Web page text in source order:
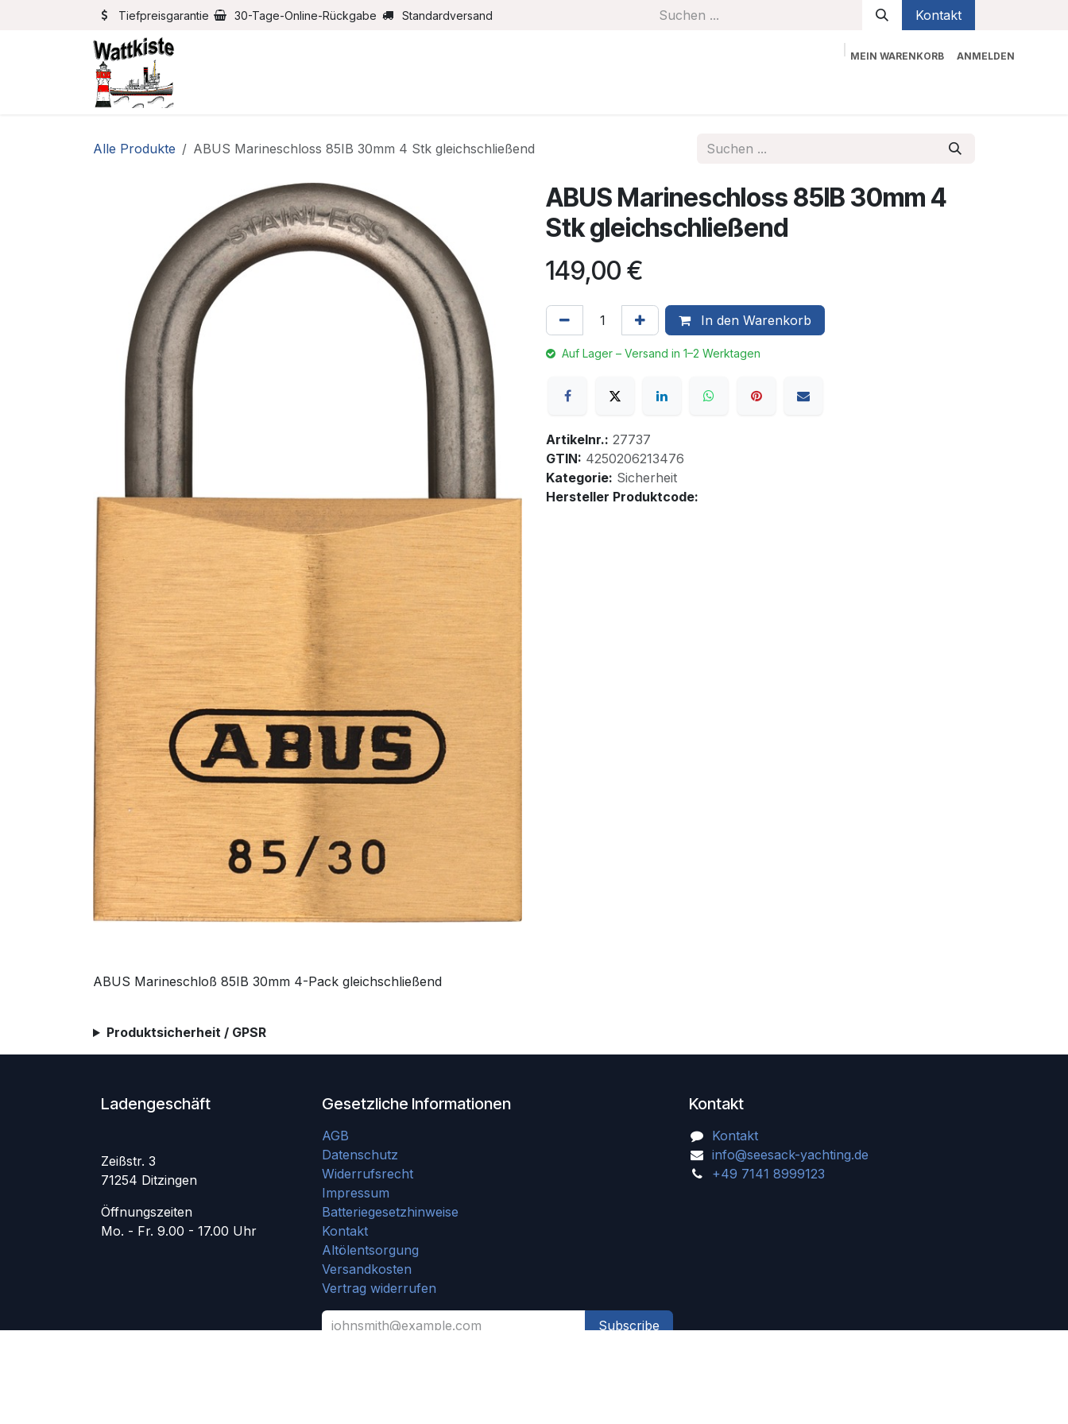
Zum Inhalt springenTiefpreisgarantie 30-Tage-Online-Rückgabe Standardversand Kontakt
MEIN WARENKORB ANMELDEN
Alle Produkte ABUS Marineschloss 85IB 30mm 4 Stk gleichschließend
ABUS Marineschloss 85IB 30mm 4
Stk gleichschließend
149,00 €
In den Warenkorb
Auf Lager – Versand in 1–2 Werktagen
Artikelnr.: 27737
GTIN: 4250206213476
Kategorie: Sicherheit
Hersteller Produktcode:
ABUS Marineschloß 85IB 30mm 4-Pack gleichschließend
Produktsicherheit / GPSR
Ladengeschäft
Zeißstr. 3
71254 Ditzingen
Öffnungszeiten
Mo. - Fr. 9.00 - 17.00 Uhr
Kontakt
Kontakt
info@seesack-yachting.de
+49 7141 8999123
Gesetzliche Informationen
AGB
Datenschutz
Widerrufsrecht
Impressum
Batteriegesetzhinweise
Kontakt
Altölentsorgung
Versandkosten
Vertrag widerrufen
Subscribe